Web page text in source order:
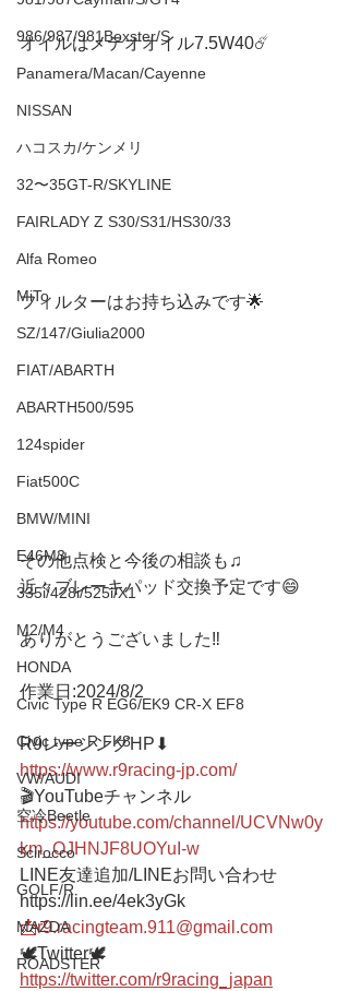
986/987/981Boxster/S
Panamera/Macan/Cayenne
NISSAN
ハコスカ/ケンメリ
32〜35GT-R/SKYLINE
FAIRLADY Z S30/S31/HS30/33
Alfa Romeo
MiTo
SZ/147/Giulia2000
FIAT/ABARTH
ABARTH500/595
124spider
Fiat500C
BMW/MINI
E46M3
335i/428i/525i/X1
M2/M4
HONDA
Civic Type R EG6/EK9 CR-X EF8
Civic type R FK8
VW/AUDI
空冷Beetle
Scirocco
GOLF/R
MAZDA
ROADSTER
オイルはメテオオイル7.5W40☄️
フィルターはお持ち込みです🌟
その他点検と今後の相談も♫
近々ブレーキパッド交換予定です😄
ありがとうございました‼️
作業日:2024/8/2
R9レーシングHP⬇︎
https://www.r9racing-jp.com/
🎬YouTubeチャンネル
https://youtube.com/channel/UCVNw0y
km_OJHNJF8UOYuI-w
LINE友達追加/LINEお問い合わせ
https://lin.ee/4ek3yGk
📩r9.racingteam.911@gmail.com
🕊Twitter🕊
https://twitter.com/r9racing_japan